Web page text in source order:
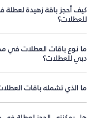
كيف أحجز باقة زهيدة لعطلة
للعطلات؟
ما نوع باقات العطلات في
دبي للعطلات؟
ما الذي تشمله باقات